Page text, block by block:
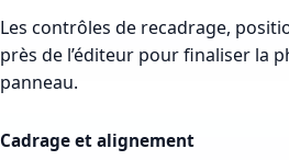
Les contrôles de recadrage,
près de l’éditeur pour finaliser la
panneau.
Cadrage et alignement